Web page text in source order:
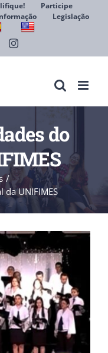
Participe
Legislação
Instagram
do
UNIFIMES